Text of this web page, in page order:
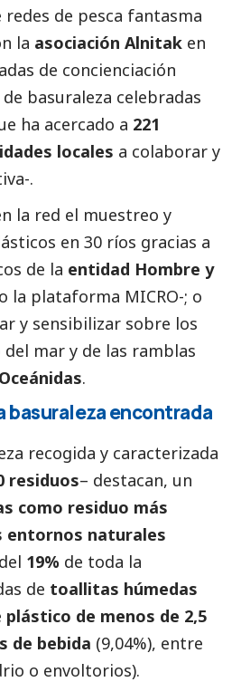
redes de pesca fantasma
la asociación Alnitak en
de concienciación
basuraleza celebradas
ha acercado a 221
locales a colaborar y
.
la red el muestreo y
en 30 ríos gracias a
de la entidad Hombre y
la plataforma MICRO-; o
y sensibilizar sobre los
mar y de las ramblas
Oceánidas.
basuraleza encontrada
recogida y caracterizada
residuos– destacan, un
como residuo más
entornos naturales
19% de toda la
de toallitas húmedas
plástico de menos de 2,5
de bebida (9,04%), entre
o envoltorios).